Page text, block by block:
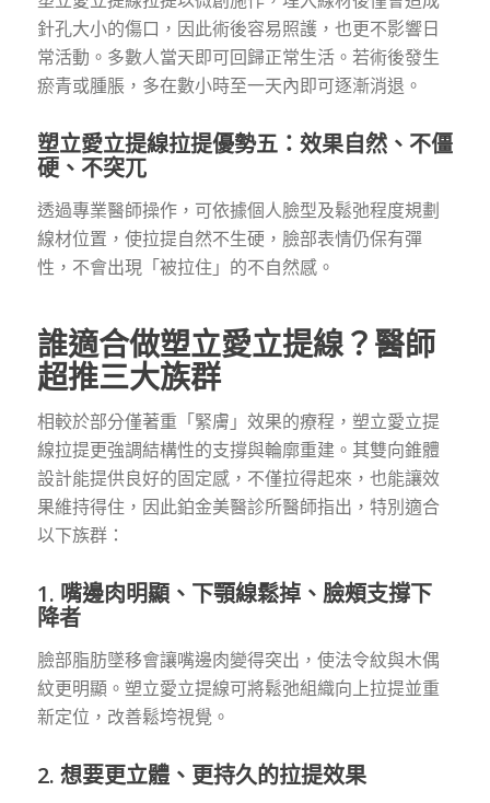
針孔大小的傷口，因此術後容易照護，也更不影響日
常活動。多數人當天即可回歸正常生活。若術後發生
瘀青或腫脹，多在數小時至一天內即可逐漸消退。
塑立愛立提線拉提優勢五：效果自然、不僵
硬、不突兀
透過專業醫師操作，可依據個人臉型及鬆弛程度規劃
線材位置，使拉提自然不生硬，臉部表情仍保有彈
性，不會出現「被拉住」的不自然感。
誰適合做塑立愛立提線？醫師
超推三大族群
相較於部分僅著重「緊膚」效果的療程，塑立愛立提
線拉提更強調結構性的支撐與輪廓重建。其雙向錐體
設計能提供良好的固定感，不僅拉得起來，也能讓效
果維持得住，因此鉑金美醫診所醫師指出，特別適合
以下族群：
1. 嘴邊肉明顯、下顎線鬆掉、臉頰支撐下
降者
臉部脂肪墜移會讓嘴邊肉變得突出，使法令紋與木偶
紋更明顯。塑立愛立提線可將鬆弛組織向上拉提並重
新定位，改善鬆垮視覺。
2. 想要更立體、更持久的拉提效果